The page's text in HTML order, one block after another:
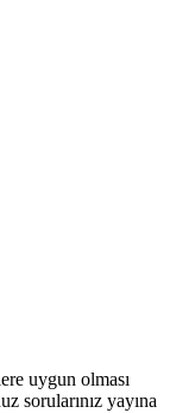
uygun olması
sorularınız yayına